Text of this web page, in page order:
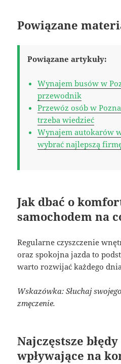
Powiązane
Powiązane artykuły:
Wynajem busów w
przewodnik
Przewóz osób w
trzeba wiedzieć
Wynajem autokarów
wybrać najlepszą
Jak dbać o
samochodem na
Regularne czyszczenie
oraz spokojna jazda to
warto rozwijać każdego
Wskazówka: Słuchaj
zmęczenie.
Najczęstsze
wpływające na